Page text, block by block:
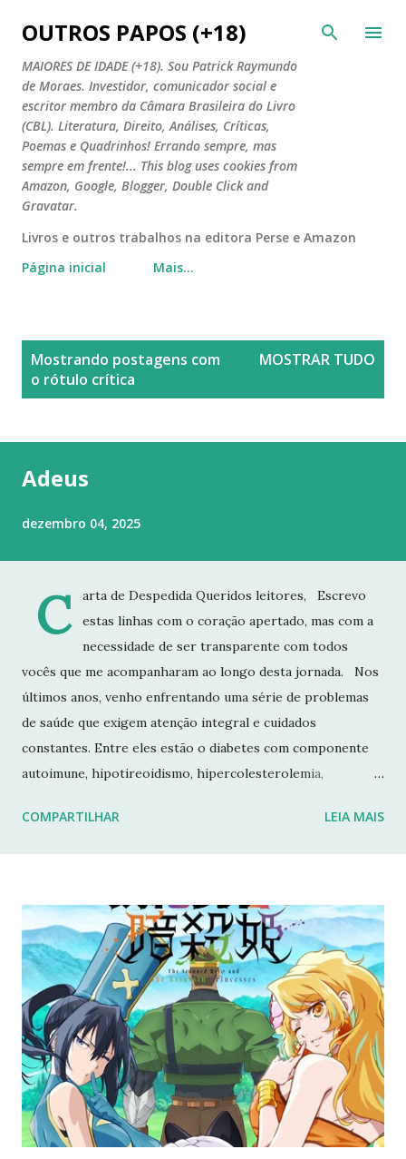
Pular para o conteúdo principal
OUTROS PAPOS (+18)
MAIORES DE IDADE (+18). Sou Patrick Raymundo
de Moraes. Investidor, comunicador social e
escritor membro da Câmara Brasileira do Livro
(CBL). Literatura, Direito, Análises, Críticas,
Poemas e Quadrinhos! Errando sempre, mas
sempre em frente!... This blog uses cookies from
Amazon, Google, Blogger, Double Click and
Gravatar.
Livros e outros trabalhos na editora Perse e Amazon
Página inicial
Mais…
Mostrando postagens com
o rótulo crítica
MOSTRAR TUDO
Adeus
dezembro 04, 2025
C
arta de Despedida Queridos leitores, Escrevo
estas linhas com o coração apertado, mas com a
necessidade de ser transparente com todos
vocês que me acompanharam ao longo desta jornada. Nos
últimos anos, venho enfrentando uma série de problemas
de saúde que exigem atenção integral e cuidados
constantes. Entre eles estão o diabetes com componente
autoimune, hipotireoidismo, hipercolesterolemia,
fraturas. Esses desafios têm impactado profundamente
Não posso garantir quando — ou se — retornarei. Neste
momento, minha prioridade precisa ser cuidar da minha
saúde e buscar qualidade de vida dentro das limitações que
enfrento. Quero agradecer imensamente a cada um de
vocês que esteve comigo, que leu, comentou, compartilho...
COMPARTILHAR LEIA MAIS